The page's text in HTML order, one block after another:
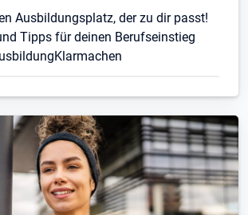
Ausbildungsplatz, der zu dir passt!
Tipps für deinen Berufseinstieg